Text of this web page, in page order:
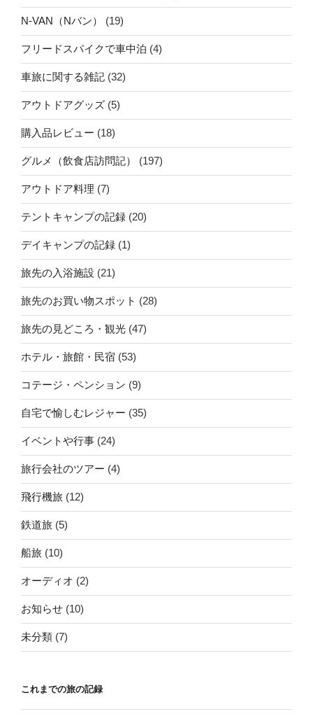
N-VAN（Nバン） (19)
フリードスパイクで車中泊 (4)
車旅に関する雑記 (32)
アウトドアグッズ (5)
購入品レビュー (18)
グルメ（飲食店訪問記） (197)
アウトドア料理 (7)
テントキャンプの記録 (20)
デイキャンプの記録 (1)
旅先の入浴施設 (21)
旅先のお買い物スポット (28)
旅先の見どころ・観光 (47)
ホテル・旅館・民宿 (53)
コテージ・ペンション (9)
自宅で愉しむレジャー (35)
イベントや行事 (24)
旅行会社のツアー (4)
飛行機旅 (12)
鉄道旅 (5)
船旅 (10)
オーディオ (2)
お知らせ (10)
未分類 (7)
これまでの旅の記録